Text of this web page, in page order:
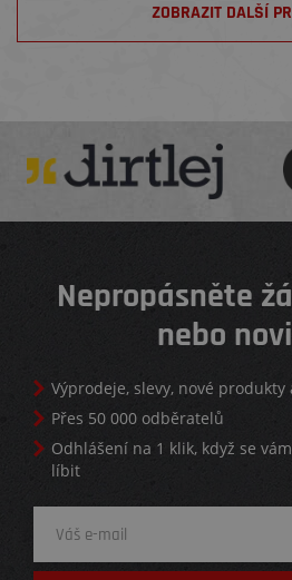
ZOBRAZIT DALŠÍ
Nepropásněte
nebo
Výprodeje, slevy, nové produkty
Přes 50 000 odběratelů
Odhlášení na 1 klik, když se
líbit